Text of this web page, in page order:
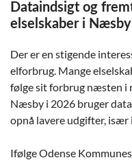
Dataindsigt og
elselskaber i Næsby
Der er en stigende
elforbrug. Mange
følge sit forbrug næsten i
Næsby i 2026 bruger
opnå lavere udgifter, især
Ifølge Odense